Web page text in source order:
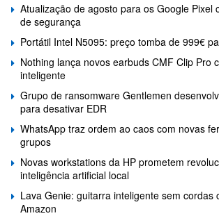
Atualização de agosto para os Google Pixel
de segurança
Portátil Intel N5095: preço tomba de 999€
Nothing lança novos earbuds CMF Clip Pro
inteligente
Grupo de ransomware Gentlemen
para desativar EDR
WhatsApp traz ordem ao caos com novas
grupos
Novas workstations da HP prometem
inteligência artificial local
Lava Genie: guitarra inteligente sem cordas
Amazon